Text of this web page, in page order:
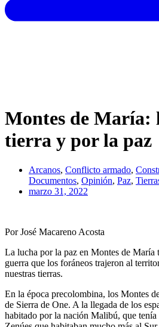
Montes de María:
tierra y por la paz
Arcanos, Conflicto armado,
Documentos, Opinión, Paz,
marzo 31, 2022
Por José Macareno Acosta
La lucha por la paz en Montes de María
guerra que los foráneos trajeron al
nuestras tierras.
En la época precolombina, los Montes
de Sierra de One. A la llegada de los
habitado por la nación Malibú, que